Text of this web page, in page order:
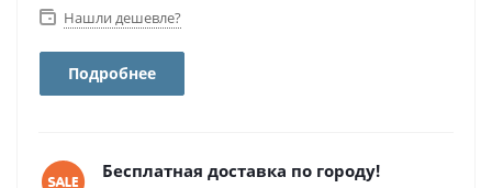
Нашли дешевле?
Подробнее
Бесплатная доставка по городу!